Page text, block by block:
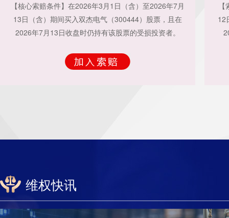
【核心索赔条件】在2026年3月1日（含）至2026年7月
13日（含）期间买入双杰电气（300444）股票，且在
2026年7月13日收盘时仍持有该股票的受损投资者。
12
维权快讯